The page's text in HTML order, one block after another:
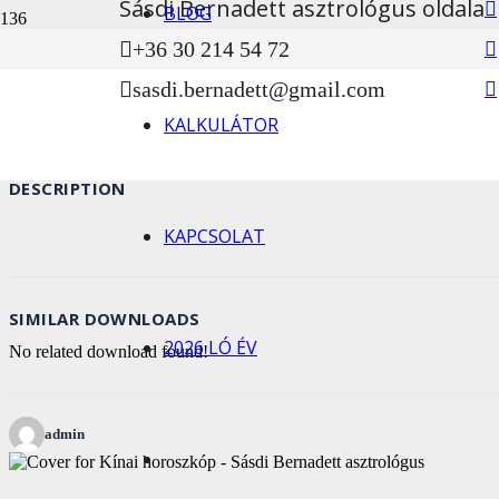
Sásdi Bernadett asztrológus oldala
+36 30 214 54 72
sasdi.bernadett@gmail.com
BLOG
KALKULÁTOR
KAPCSOLAT
2026 LÓ ÉV
File Size 479 KBFile Count 1 Create Date
DESCRIPTION
SIMILAR DOWNLOADS
No related download found!
admin